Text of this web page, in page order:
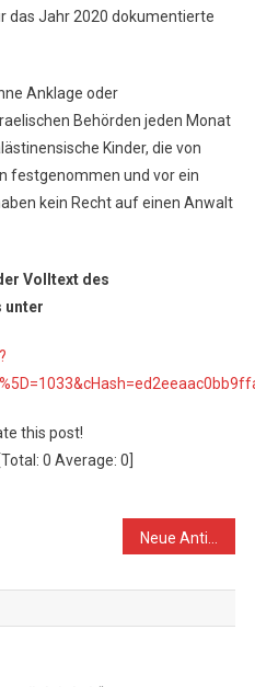
das Jahr 2020 dokumentierte
Anklage oder
Behörden jeden Monat
Kinder, die von
festgenommen und vor ein
kein Recht auf einen Anwalt
Volltext des
unter
this post!
[Total: 0 Average: 0
Neue Antisemitismusvorwürfe gegen BDS – Maßnahmen gegen den kriminellen Staat Israel ergreifen